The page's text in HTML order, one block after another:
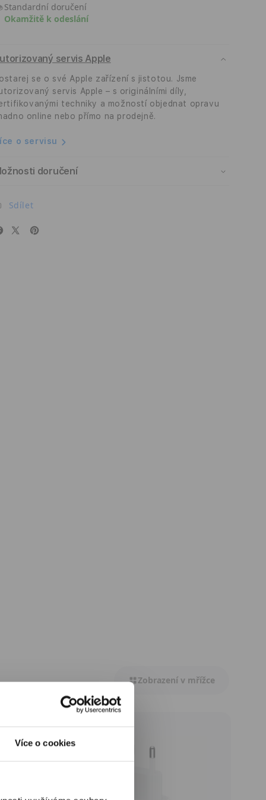
Více o cookies
iPhone
Air
Screen
Guard
s
aplikátorem,
úplným
pokrytím
2
iPhone
Air
Screen
Guard
s
aplikátorem,
úplným
pokrytím
Standardní doručení
Okamžitě k odeslání
servis Apple
se o své Apple zařízení s jistotou. Jsme
servis Apple – s originálními díly,
techniky a možností objednat opravu
online nebo přímo na prodejně.
o servisu
doručení
Sdílet
Zobrazení v mřížce